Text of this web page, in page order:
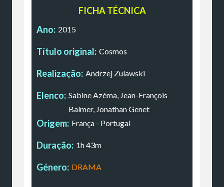
FICHA TÉCNICA
Ano: 2015
Título original: Cosmos
Realização: Andrzej Zulawski
Elenco: Sabine Azéma, Jean-François
Balmer, Jonathan Genet
Origem: França - Portugal
Duração: 1h 43m
Género: DRAMA